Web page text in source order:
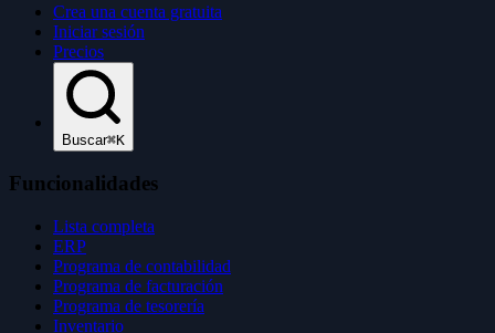
Crea una cuenta gratuita
Iniciar sesión
Precios
Buscar⌘K
Funcionalidades
Lista completa
ERP
Programa de contabilidad
Programa de facturación
Programa de tesorería
Inventario